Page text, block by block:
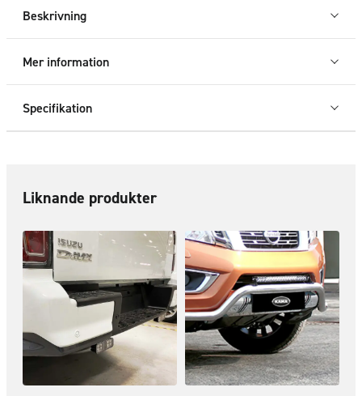
mängd
Beskrivning
Mer information
Specifikation
Liknande produkter